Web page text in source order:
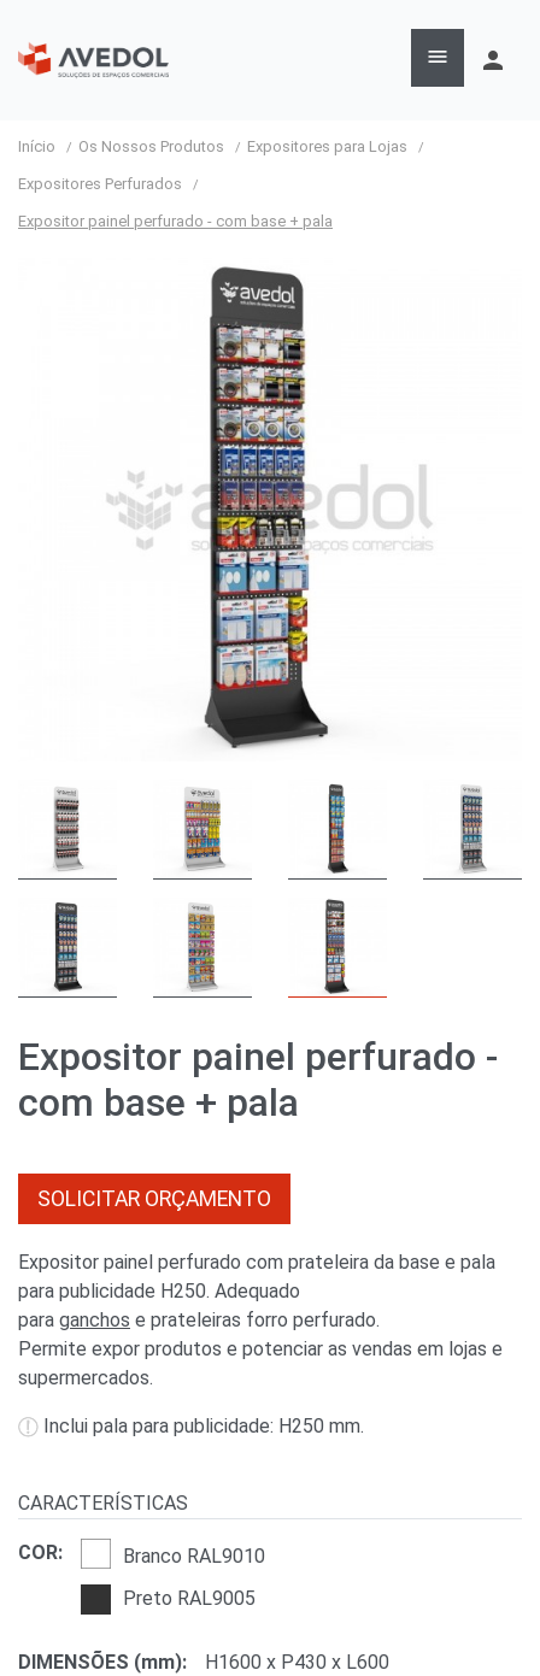
 person
Início Os Nossos Produtos Expositores para Lojas
Expositores Perfurados
Expositor painel perfurado - com base + pala
Expositor painel perfurado -
com base + pala
SOLICITAR ORÇAMENTO
Expositor painel perfurado com prateleira da base e pala
para publicidade H250. Adequado
para ganchos e prateleiras forro perfurado.
Permite expor produtos e potenciar as vendas em lojas e
supermercados.
Inclui pala para publicidade: H250 mm.
CARACTERÍSTICAS
COR:
Branco RAL9010
Preto RAL9005
DIMENSÕES (mm):
H1600 x P430 x L600